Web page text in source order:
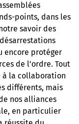
points, dans les
savoir des
encore protéger
de l’ordre. Tout
à la collaboration
différents, mais
nos alliances
en particulier